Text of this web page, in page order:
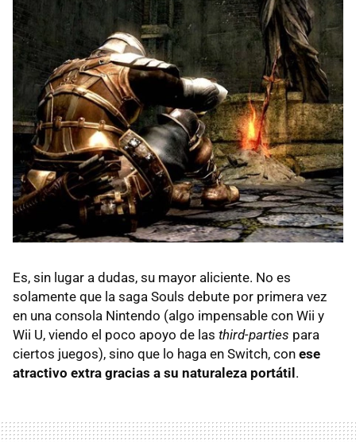
Es, sin lugar a dudas, su mayor aliciente. No es
solamente que la saga Souls debute por primera vez
en una consola Nintendo (algo impensable con Wii y
Wii U, viendo el poco apoyo de las third-parties para
ciertos juegos), sino que lo haga en Switch, con ese
atractivo extra gracias a su naturaleza portátil .